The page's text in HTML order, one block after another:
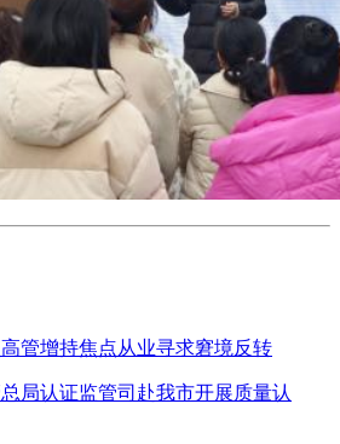
管增持焦点从业寻求窘境反转
局认证监管司赴我市开展质量认